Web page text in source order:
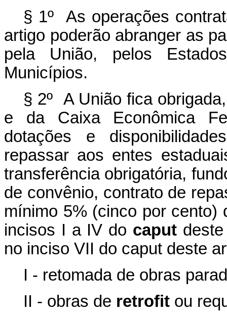
§ 1º As operações
artigo poderão abranger as
pela União, pelos
Municípios.
§ 2º A União fica
e da Caixa Econômica
dotações e
repassar aos entes
transferência obrigatória,
de convênio, contrato de
mínimo 5% (cinco por cento)
incisos I a IV do caput
no inciso VII do caput deste
I - retomada de obras
II - obras de retrofit ou